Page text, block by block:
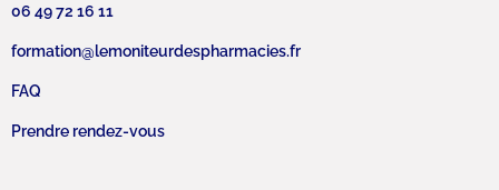
06 49 72 16 11
formation@lemoniteurdespharmacies.fr
FAQ
Prendre rendez-vous